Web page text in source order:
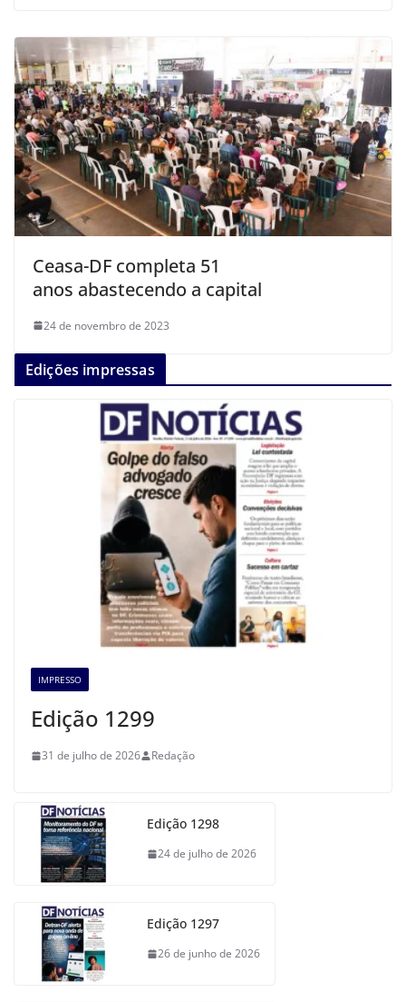
Ceasa-DF completa 51
anos abastecendo a capital
24 de novembro de 2023
Edições impressas
IMPRESSO
Edição 1299
31 de julho de 2026 Redação
Edição 1298
24 de julho de 2026
Edição 1297
26 de junho de 2026